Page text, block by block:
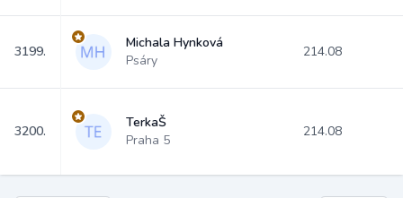
3199.
Michala Hynková
Psáry
214.08
3200.
TerkaŠ
Praha 5
214.08